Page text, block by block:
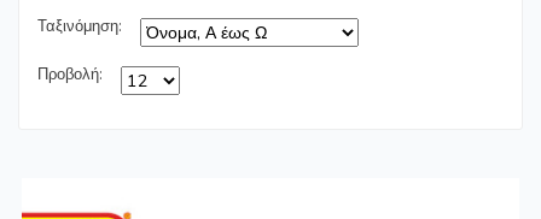
Ταξινόμηση:
Προβολή: